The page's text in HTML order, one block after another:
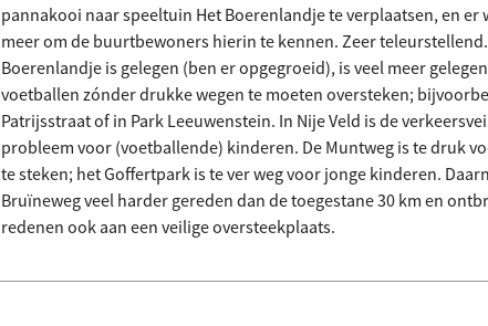
pannakooi naar speeltuin Het Boerenlandje te verplaatsen, en
meer om de buurtbewoners hierin te kennen. Zeer
Boerenlandje is gelegen (ben er opgegroeid), is veel meer
voetballen zónder drukke wegen te moeten oversteken;
Patrijsstraat of in Park Leeuwenstein. In Nije Veld is de
probleem voor (voetballende) kinderen. De Muntweg is te druk
te steken; het Goffertpark is te ver weg voor jonge kinderen.
Bruïneweg veel harder gereden dan de toegestane 30 km en
redenen ook aan een veilige oversteekplaats.